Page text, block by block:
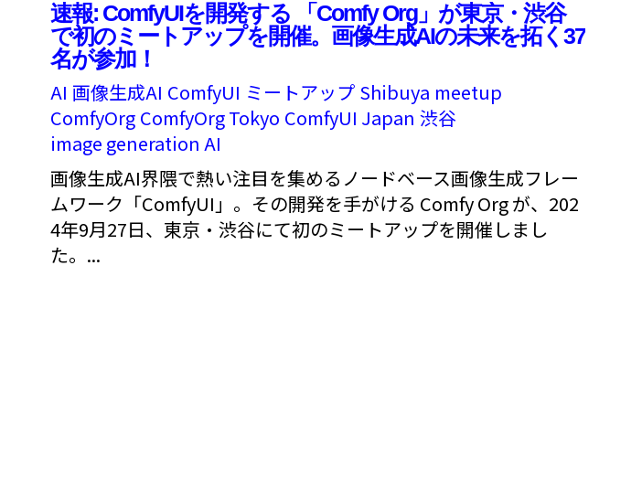
速報: ComfyUIを開発する 「Comfy Org」が東京・渋谷
で初のミートアップを開催。画像生成AIの未来を拓く37
名が参加！
AI 画像生成AI ComfyUI ミートアップ Shibuya meetup
ComfyOrg ComfyOrg Tokyo ComfyUI Japan 渋谷
image generation AI
画像生成AI界隈で熱い注目を集めるノードベース画像生成フレー
ムワーク「ComfyUI」。その開発を手がける Comfy Org が、202
4年9月27日、東京・渋谷にて初のミートアップを開催しまし
た。...